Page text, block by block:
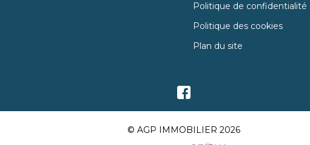
Politique de confidentialité
Politique des cookies
Plan du site
© AGP IMMOBILIER 2026